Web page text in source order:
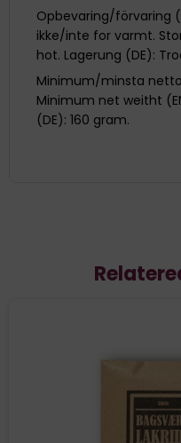
Opbevaring/förvaring
ikke/inte for varmt.
hot. Lagerung (DE):
Minimum/minsta
Minimum net weitht
(DE): 160 gram.